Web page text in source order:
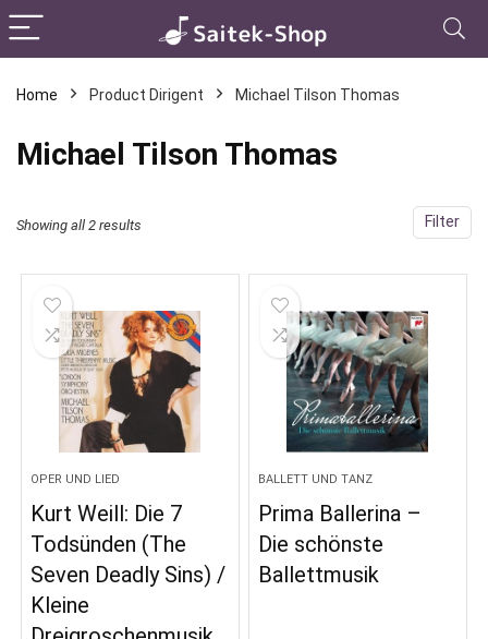
Home Product Dirigent Michael Tilson Thomas
Michael Tilson Thomas
Filter
Showing all 2 results
OPER UND LIED
Kurt Weill: Die 7
Todsünden (The
Seven Deadly Sins) /
Kleine
BALLETT UND TANZ
Prima Ballerina –
Die schönste
Ballettmusik